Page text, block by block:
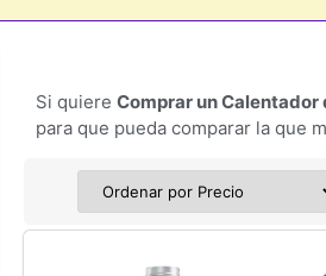
Si quiere Comprar un Calentador
para que pueda comparar la que